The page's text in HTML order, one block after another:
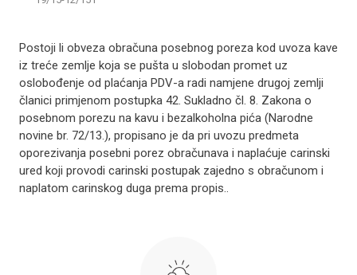
Postoji li obveza obračuna posebnog poreza kod uvoza kave
iz treće zemlje koja se pušta u slobodan promet uz
oslobođenje od plaćanja PDV-a radi namjene drugoj zemlji
članici primjenom postupka 42. Sukladno čl. 8. Zakona o
posebnom porezu na kavu i bezalkoholna pića (Narodne
novine br. 72/13.), propisano je da pri uvozu predmeta
oporezivanja posebni porez obračunava i naplaćuje carinski
ured koji provodi carinski postupak zajedno s obračunom i
naplatom carinskog duga prema propis..